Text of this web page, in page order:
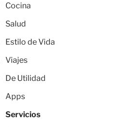
Cocina
Salud
Estilo de Vida
Viajes
De Utilidad
Apps
Servicios